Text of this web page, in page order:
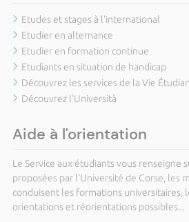
Etudes et stages à l'international
Etudier en alternance
Etudier en formation continue
Etudiants en situation de handicap
Découvrez les services de la Vie
Découvrez l'Università
Aide à l'orientation
Le Service aux étudiants vous renseigne
proposées par l'Université de Corse, les
conduisent les formations universitaires,
orientations et réorientations possibles...